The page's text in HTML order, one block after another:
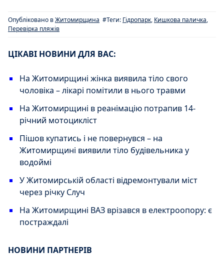
Опубліковано вЖитомирщина #Теги: Гідропарк, Кишкова паличка,
Перевірка пляжів
ЦІКАВІ НОВИНИ ДЛЯ ВАС:
На Житомирщині жінка виявила тіло свого
чоловіка – лікарі помітили в нього травми
На Житомирщині в реанімацію потрапив 14-
річний мотоцикліст
Пішов купатись і не повернувся – на
Житомирщині виявили тіло будівельника у
водоймі
У Житомирській області відремонтували міст
через річку Случ
На Житомирщині ВАЗ врізався в електроопору: є
постраждалі
НОВИНИ ПАРТНЕРІВ